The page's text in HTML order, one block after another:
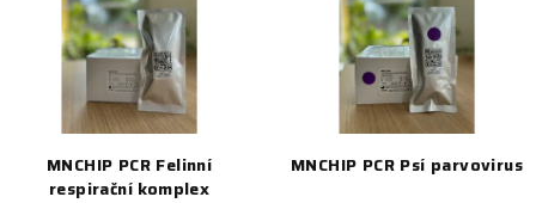
MNCHIP PCR Felinní
respirační komplex
MNCHIP PCR Psí parvovirus